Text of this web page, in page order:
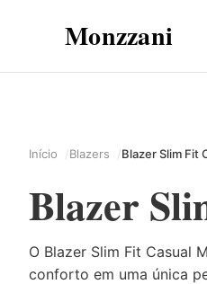
Monzzani
Início Blazers Blazer Slim Fit
Blazer
O Blazer Slim Fit Casual
conforto em uma única